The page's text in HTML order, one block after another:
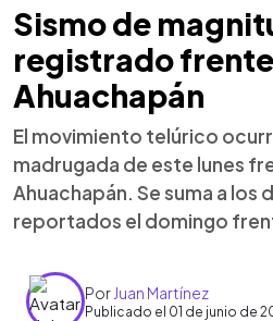
Sismo de
registrado
Ahuachapán
El movimiento telúrico
madrugada de este lunes
Ahuachapán. Se suma a los
reportados el domingo
Por Juan Martínez
Publicado el 01 de junio de